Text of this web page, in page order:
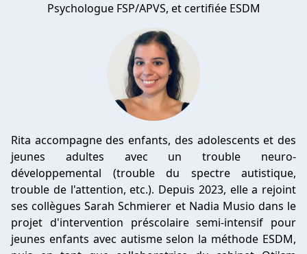
Psychologue FSP/APVS, et certifiée ESDM
Rita accompagne des enfants, des adolescents et des
jeunes adultes avec un trouble neuro-
développemental (trouble du spectre autistique,
trouble de l'attention, etc.). Depuis 2023, elle a rejoint
ses collègues Sarah Schmierer et Nadia Musio dans le
projet d'intervention préscolaire semi-intensif pour
jeunes enfants avec autisme selon la méthode ESDM,